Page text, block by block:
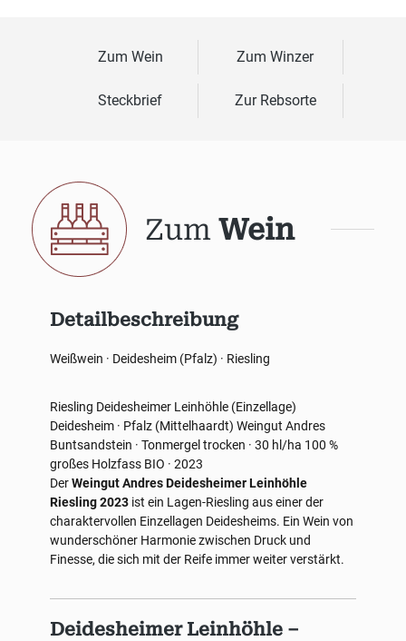
Zum Wein Zum Winzer
Steckbrief Zur Rebsorte
Zum Wein
Detailbeschreibung
Weißwein · Deidesheim (Pfalz) · Riesling
Riesling Deidesheimer Leinhöhle (Einzellage)
Deidesheim · Pfalz (Mittelhaardt) Weingut Andres
Buntsandstein · Tonmergel trocken · 30 hl/ha 100 %
großes Holzfass BIO · 2023
DerWeingut Andres Deidesheimer Leinhöhle
Riesling 2023 ist ein Lagen-Riesling aus einer der
charaktervollen Einzellagen Deidesheims. Ein Wein von
wunderschöner Harmonie zwischen Druck und
Finesse, die sich mit der Reife immer weiter verstärkt.
Deidesheimer Leinhöhle –